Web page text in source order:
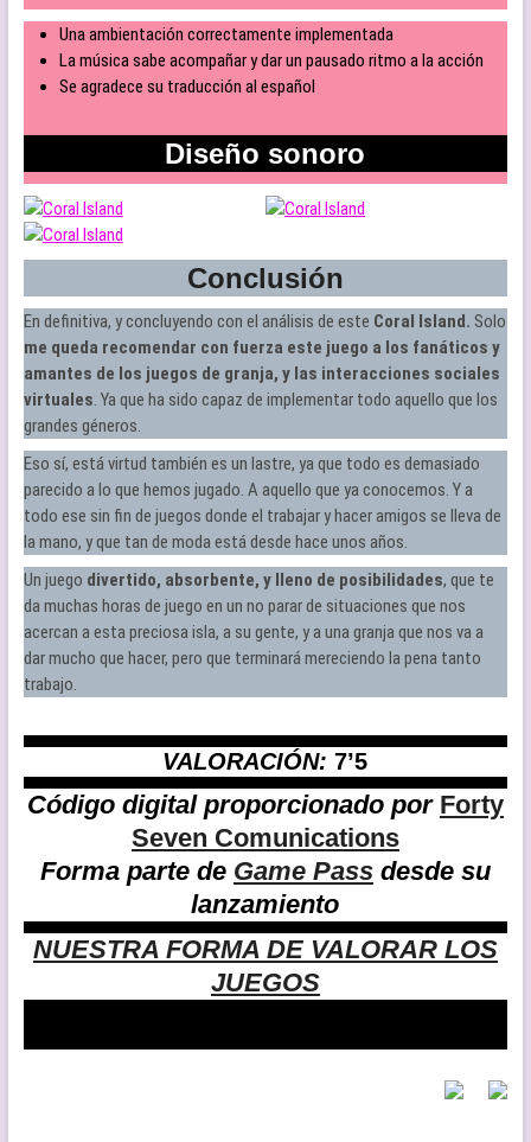
Una ambientación correctamente implementada
La música sabe acompañar y dar un pausado ritmo a la acción
Se agradece su traducción al español
Diseño sonoro
Conclusión
En definitiva, y concluyendo con el análisis de este Coral Island. Solo
me queda recomendar con fuerza este juego a los fanáticos y
amantes de los juegos de granja, y las interacciones sociales
virtuales. Ya que ha sido capaz de implementar todo aquello que los
grandes géneros.
Eso sí, está virtud también es un lastre, ya que todo es demasiado
parecido a lo que hemos jugado. A aquello que ya conocemos. Y a
todo ese sin fin de juegos donde el trabajar y hacer amigos se lleva de
la mano, y que tan de moda está desde hace unos años.
Un juego divertido, absorbente, y lleno de posibilidades, que te
da muchas horas de juego en un no parar de situaciones que nos
acercan a esta preciosa isla, a su gente, y a una granja que nos va a
dar mucho que hacer, pero que terminará mereciendo la pena tanto
trabajo.
VALORACIÓN: 7’5
Código digital proporcionado por Forty
Seven Comunications
Forma parte de Game Passdesde su
lanzamiento
NUESTRA FORMA DE VALORAR LOS
JUEGOS